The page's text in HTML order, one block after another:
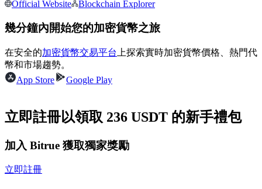
合約資訊
包含交易情況等的大數據分析
Official Website
Blockchain Explorer
幾分鐘內開始您的加密貨幣之旅
在安全的加密貨幣交易平台 上探索實時加密貨幣價格、熱門代
幣和市場趨勢。
App Store
Google Play
立即註冊以領取 236 USDT 的新手禮包
加入 Bitrue 獲取獨家獎勵
立即註冊